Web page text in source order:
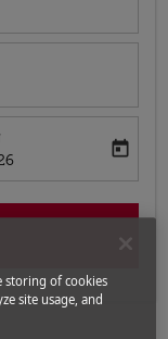
return-date-aria-label
today
storing of cookies
site usage, and